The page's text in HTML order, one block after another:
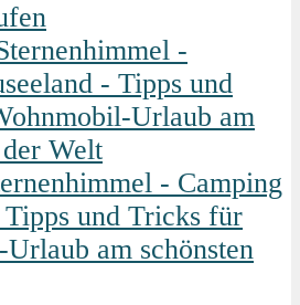
- Camping
und Tricks für
am schönsten